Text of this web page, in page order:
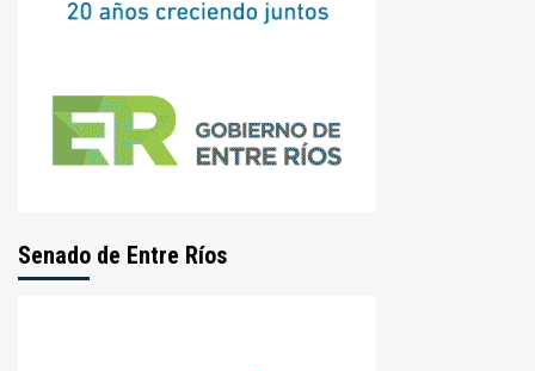
Senado de Entre Ríos